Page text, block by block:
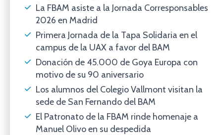
La FBAM asiste a la Jornada Corresponsables
2026 en Madrid
Primera Jornada de la Tapa Solidaria en el
campus de la UAX a favor del BAM
Donación de 45.000 de Goya Europa con
motivo de su 90 aniversario
Los alumnos del Colegio Vallmont visitan la
sede de San Fernando del BAM
El Patronato de la FBAM rinde homenaje a
Manuel Olivo en su despedida